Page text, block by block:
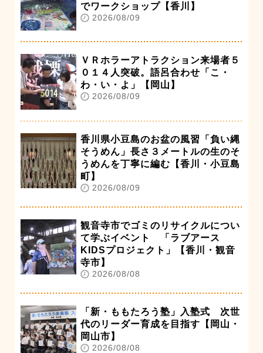
でワークショップ【香川】
2026/08/09
ＶＲホラーアトラクション来場者５
０１４人突破。語呂合わせ「こ・
わ・い・よ」【岡山】
2026/08/09
香川県小豆島のお盆の風習「負い縄
そうめん」長さ３メートルの生のそ
うめんを丁寧に編む【香川・小豆島
町】
2026/08/09
観音寺市でゴミのリサイクルについ
て学ぶイベント 「ラブアース
KIDSプロジェクト」【香川・観音
寺市】
2026/08/08
「新・ももたろう塾」入塾式 次世
代のリーダー育成を目指す【岡山・
岡山市】
2026/08/08